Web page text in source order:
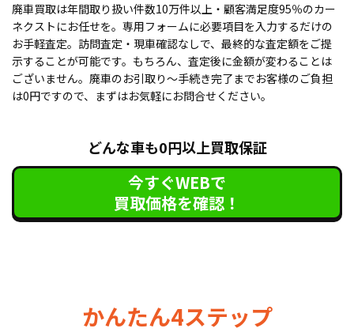
廃車買取は年間取り扱い件数10万件以上・顧客満足度95％のカー
ネクストにお任せを。専用フォームに必要項目を入力するだけの
お手軽査定。訪問査定・現車確認なしで、最終的な査定額をご提
示することが可能です。もちろん、査定後に金額が変わることは
ございません。廃車のお引取り〜手続き完了までお客様のご負担
は0円ですので、まずはお気軽にお問合せください。
どんな車も0円以上買取保証
今すぐWEBで
買取価格を確認！
かんたん4ステップ